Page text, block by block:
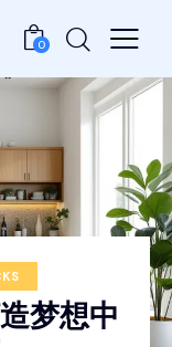
0
梦想中